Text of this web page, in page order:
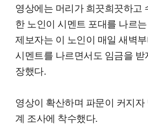
영상에는 머리가 희끗희끗하고
한 노인이 시멘트 포대를 나르
제보자는 이 노인이 매일 새벽
시멘트를 나르면서도 임금을
장했다.
영상이 확산하며 파문이 커지
계 조사에 착수했다.